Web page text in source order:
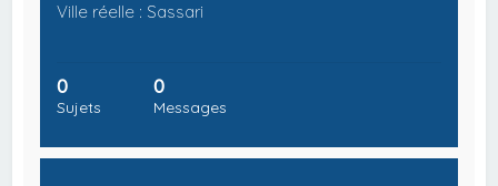
Ville réelle : Sassari
0
Sujets
0
Messages